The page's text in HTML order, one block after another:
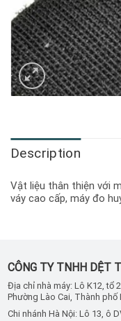
Description
Vật liệu thân thiện với
váy cao cấp, máy đo
CÔNG TY TNHH DỆT
Địa chỉ nhà máy: Lô K12, tổ
Phường Lào Cai, Thành phố
Chi nhánh Hà Nội: Lô 13, ô